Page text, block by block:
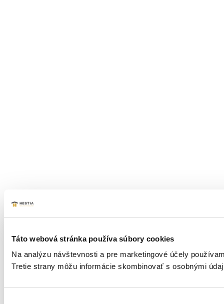
Táto webová stránka používa súbory cookies
Na analýzu návštevnosti a pre marketingové účely
Tretie strany môžu informácie skombinovať s osobnými